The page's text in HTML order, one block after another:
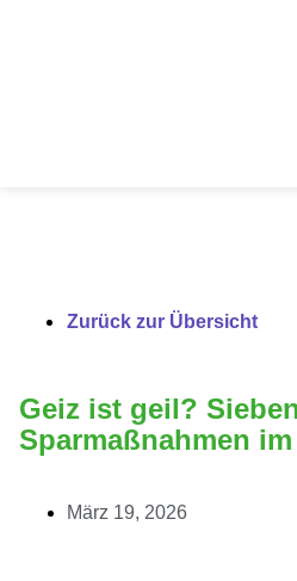
Zurück zur Übersicht
Geiz ist geil?
Sparmaßnahmen
März 19, 2026